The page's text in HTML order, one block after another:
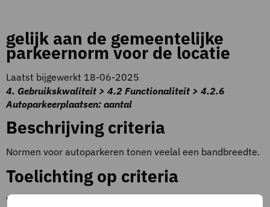
gelijk aan de gemeentelijke
parkeernorm voor de locatie
Laatst bijgewerkt 18-06-2025
4. Gebruikskwaliteit > 4.2 Functionaliteit > 4.2.6
Autoparkeerplaatsen: aantal
Beschrijving criteria
Normen voor autoparkeren tonen veelal een bandbreedte.
Toelichting op criteria
Voor verschillende gebruiksfuncties is bekend (per 100 m2